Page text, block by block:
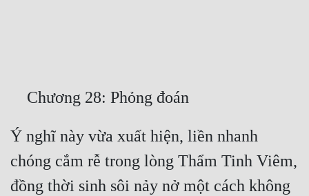
Truyện Nhập Môn
Truyện ngắn
Xa Lộ Dịch
Ý nghĩ này vừa xuất hiện, liền nhanh
chóng cắm rễ trong lòng Thẩm Tinh Viêm,
đồng thời sinh sôi nảy nở một cách không